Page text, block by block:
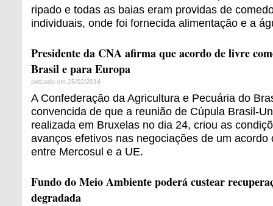
ripado e todas as baias eram providas de
individuais, onde foi fornecida alimentação e a
Presidente da CNA afirma que acordo de livre
Brasil e para Europa
postado em 25/02/2014
A Confederação da Agricultura e Pecuária do
convencida de que a reunião de Cúpula Brasil-
realizada em Bruxelas no dia 24, criou as
avanços efetivos nas negociações de um acordo
entre Mercosul e a UE.
Fundo do Meio Ambiente poderá custear
degradada